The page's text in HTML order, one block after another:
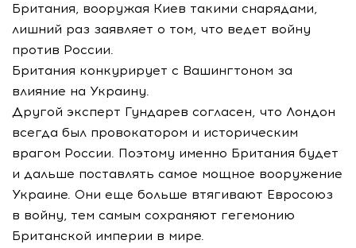
Британия, вооружая Киев такими снарядами,
лишний раз заявляет о том, что ведет войну
против России.
Британия конкурирует с Вашингтоном за
влияние на Украину.
Другой эксперт Гундарев согласен, что Лондон
всегда был провокатором и историческим
врагом России. Поэтому именно Британия будет
и дальше поставлять самое мощное вооружение
Украине. Они еще больше втягивают Евросоюз
в войну, тем самым сохраняют гегемонию
Британской империи в мире.